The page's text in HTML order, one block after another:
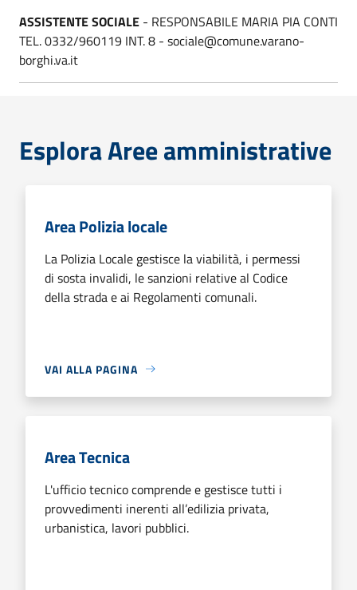
ASSISTENTE SOCIALE - RESPONSABILE MARIA PIA CONTI
TEL. 0332/960119 INT. 8 - sociale@comune.varano-
borghi.va.it
Esplora Aree amministrative
Area Polizia locale
La Polizia Locale gestisce la viabilità, i permessi
di sosta invalidi, le sanzioni relative al Codice
della strada e ai Regolamenti comunali.
VAI ALLA PAGINA
Area Tecnica
L'ufficio tecnico comprende e gestisce tutti i
provvedimenti inerenti all’edilizia privata,
urbanistica, lavori pubblici.